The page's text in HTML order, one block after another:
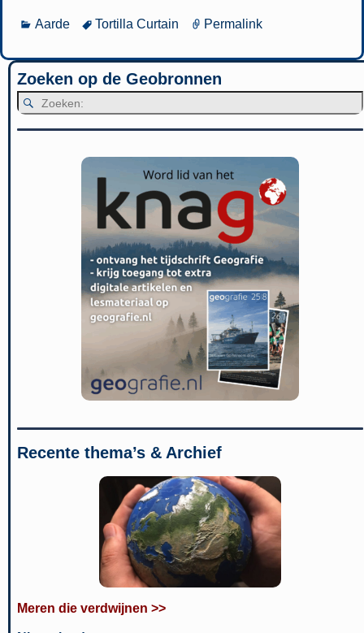
Aarde Tortilla Curtain Permalink
Zoeken op de Geobronnen
Recente thema’s & Archief
Meren die verdwijnen >>